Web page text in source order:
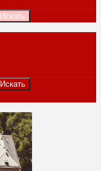
Искать
Искать